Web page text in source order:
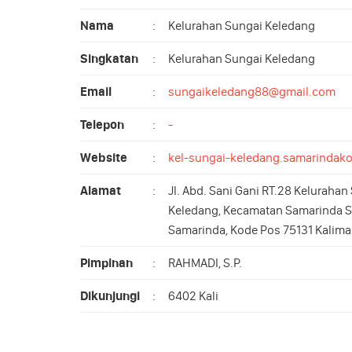
Nama : Kelurahan Sungai Keledang
Singkatan : Kelurahan Sungai Keledang
Email : sungaikeledang88@gmail.com
Telepon : -
Website : kel-sungai-
Alamat :
Jl. Abd. Sani Gani RT.28
Keledang, Kecamatan Samarinda
Samarinda, Kode Pos 75131
Pimpinan : RAHMADI, S.P.
Dikunjungi : 6402 Kali